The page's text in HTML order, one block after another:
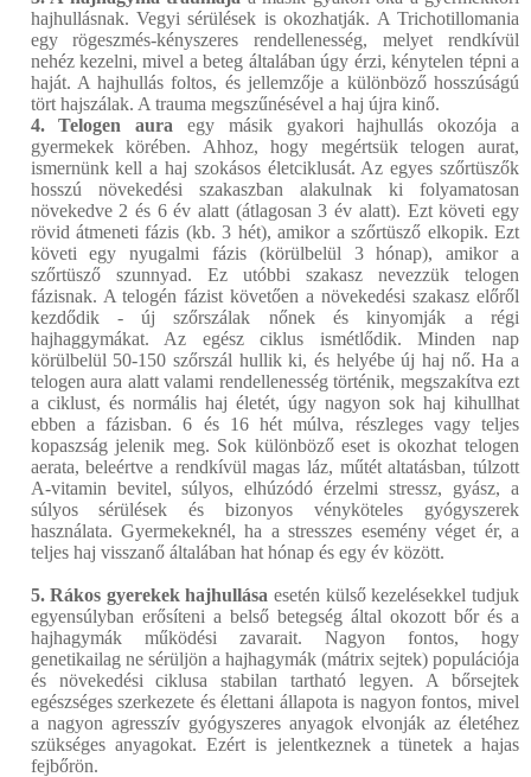
hajhullásnak. Vegyi sérülések is okozhatják. A Trichotillomania
egy rögeszmés-kényszeres rendellenesség, melyet rendkívül
nehéz kezelni, mivel a beteg általában úgy érzi, kénytelen tépni a
haját. A hajhullás foltos, és jellemzője a különböző hosszúságú
tört hajszálak. A trauma megszűnésével a haj újra kinő.
4. Telogen aura egy másik gyakori hajhullás okozója a
gyermekek körében. Ahhoz, hogy megértsük telogen aurat,
ismernünk kell a haj szokásos életciklusát. Az egyes szőrtüszők
hosszú növekedési szakaszban alakulnak ki folyamatosan
növekedve 2 és 6 év alatt (átlagosan 3 év alatt). Ezt követi egy
rövid átmeneti fázis (kb. 3 hét), amikor a szőrtüsző elkopik. Ezt
követi egy nyugalmi fázis (körülbelül 3 hónap), amikor a
szőrtüsző szunnyad. Ez utóbbi szakasz nevezzük telogen
fázisnak. A telogén fázist követően a növekedési szakasz előről
kezdődik - új szőrszálak nőnek és kinyomják a régi
hajhaggymákat. Az egész ciklus ismétlődik. Minden nap
körülbelül 50-150 szőrszál hullik ki, és helyébe új haj nő. Ha a
telogen aura alatt valami rendellenesség történik, megszakítva ezt
a ciklust, és normális haj életét, úgy nagyon sok haj kihullhat
ebben a fázisban. 6 és 16 hét múlva, részleges vagy teljes
kopaszság jelenik meg. Sok különböző eset is okozhat telogen
aerata, beleértve a rendkívül magas láz, műtét altatásban, túlzott
A-vitamin bevitel, súlyos, elhúzódó érzelmi stressz, gyász, a
súlyos sérülések és bizonyos vényköteles gyógyszerek
használata. Gyermekeknél, ha a stresszes esemény véget ér, a
teljes haj visszanő általában hat hónap és egy év között.
5. Rákos gyerekek hajhullása esetén külső kezelésekkel tudjuk
egyensúlyban erősíteni a belső betegség által okozott bőr és a
hajhagymák működési zavarait. Nagyon fontos, hogy
genetikailag ne sérüljön a hajhagymák (mátrix sejtek) populációja
és növekedési ciklusa stabilan tartható legyen. A bőrsejtek
egészséges szerkezete és élettani állapota is nagyon fontos, mivel
a nagyon agresszív gyógyszeres anyagok elvonják az életéhez
szükséges anyagokat. Ezért is jelentkeznek a tünetek a hajas
fejbőrön.